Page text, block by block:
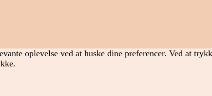
oplevelse ved at huske dine preferencer. Ved at